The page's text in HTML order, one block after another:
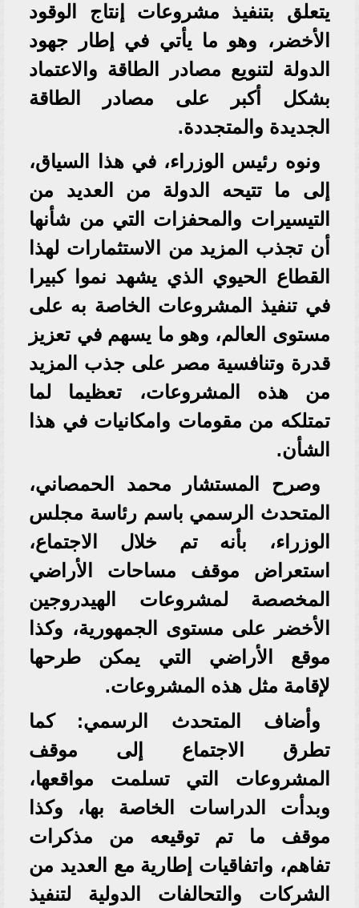
يتعلق بتنفيذ مشروعات إنتاج الوقود
الأخضر، وهو ما يأتي في إطار جهود
الدولة لتنويع مصادر الطاقة والاعتماد
بشكل أكبر على مصادر الطاقة
الجديدة والمتجددة.
ونوه رئيس الوزراء، في هذا السياق،
إلى ما تتيحه الدولة من العديد من
التيسيرات والمحفزات التي من شأنها
أن تجذب المزيد من الاستثمارات لهذا
القطاع الحيوي الذي يشهد نموا كبيرا
في تنفيذ المشروعات الخاصة به على
مستوى العالم، وهو ما يسهم في تعزيز
قدرة وتنافسية مصر على جذب المزيد
من هذه المشروعات، تعظيما لما
تمتلكه من مقومات وامكانيات في هذا
الشأن.
وصرح المستشار محمد الحمصاني،
المتحدث الرسمي باسم رئاسة مجلس
الوزراء، بأنه تم خلال الاجتماع،
استعراض موقف مساحات الأراضي
المخصصة لمشروعات الهيدروجين
الأخضر على مستوى الجمهورية، وكذا
موقع الأراضي التي يمكن طرحها
لإقامة مثل هذه المشروعات.
وأضاف المتحدث الرسمي: كما
تطرق الاجتماع إلى موقف
المشروعات التي تسلمت مواقعها،
وبدأت الدراسات الخاصة بها، وكذا
موقف ما تم توقيعه من مذكرات
تفاهم، واتفاقيات إطارية مع العديد من
الشركات والتحالفات الدولية لتنفيذ